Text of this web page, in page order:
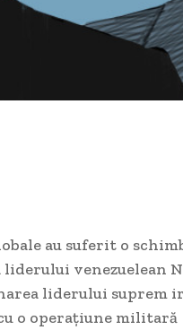
au suferit o
venezuelean
liderului suprem
o operațiune militară